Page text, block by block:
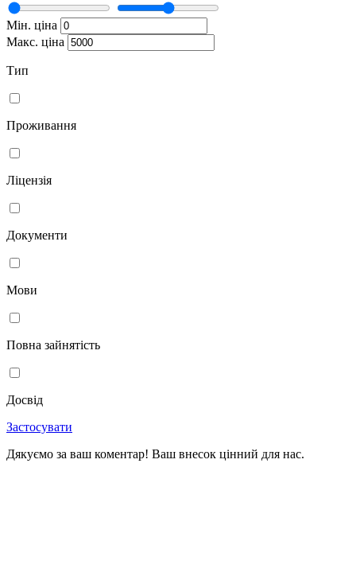
Мін. ціна
Макс. ціна
Тип
Проживання
Ліцензія
Документи
Мови
Повна зайнятість
Досвід
Застосувати
Дякуємо за ваш коментар! Ваш внесок цінний для нас.